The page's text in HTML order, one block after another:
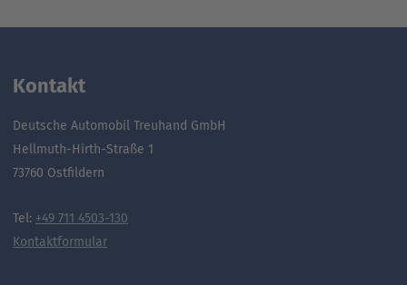
Kontakt
Deutsche Automobil Treuhand GmbH
Hellmuth-Hirth-Straße 1
73760 Ostfildern
Tel: +49 711 4503-130
Kontaktformular